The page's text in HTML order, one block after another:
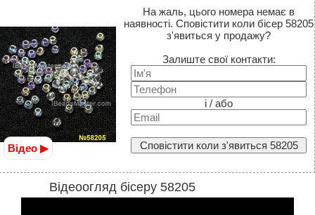
Відео ▶
На жаль, цього номера немає в
наявності. Сповістити коли бісер 58205
з'явиться у продажу?
Залиште свої контакти:
і / або
Сповістити коли з'явиться 58205
Відеоогляд бісеру 58205